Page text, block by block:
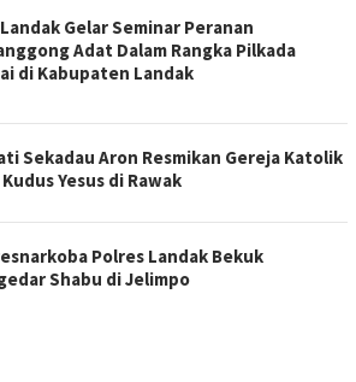
Landak Gelar Seminar Peranan
Adat Dalam Rangka Pilkada
di Kabupaten Landak
Sekadau Aron Resmikan Gereja Katolik
Yesus di Rawak
Polres Landak Bekuk
Shabu di Jelimpo